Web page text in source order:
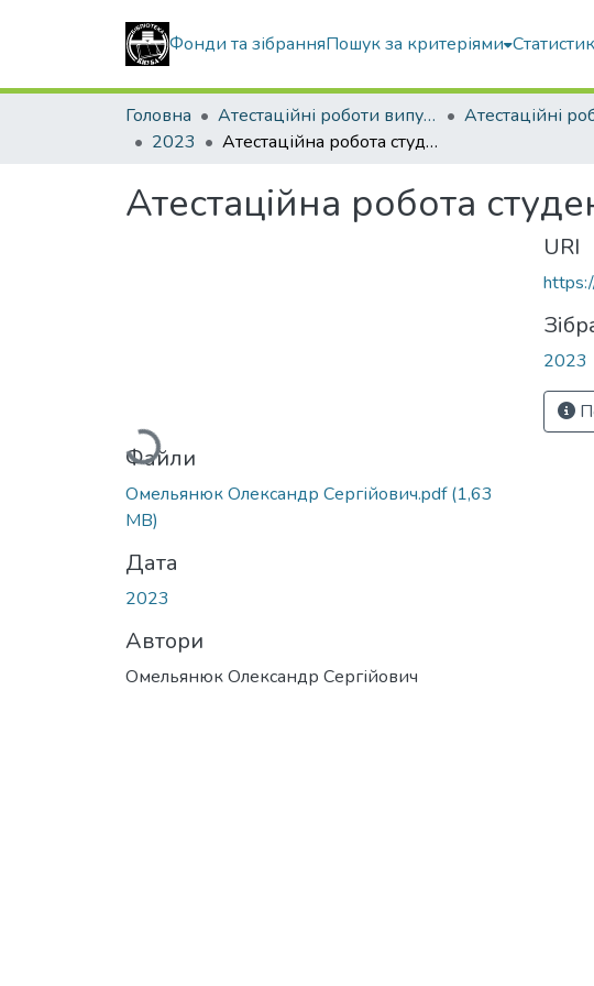
Фонди та зібранняПошук за критеріями
Головна Атестаційні роботи випускників
2023
Атестаційна робота студента Омельянюка Олександра Сергійовича
Атестаційна робота
Вантажиться...
Файли
Омельянюк Олександр Сергійович.pdf(1,63
MB)
Дата
2023
Автори
Омельянюк Олександр Сергійович
URI
2023